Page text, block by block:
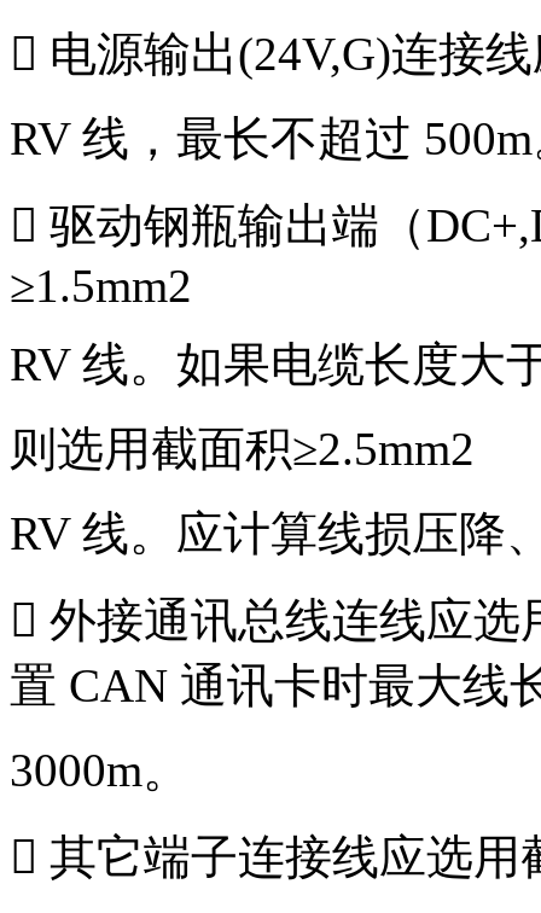
 电源输出(24V,G)连接
RV 线，最长不超过
 驱动钢瓶输出端（
≥1.5mm2
RV 线。如果电缆长度大
则选用截面积≥2.5mm2
RV 线。应计算线损压降
 外接通讯总线连线应选
置 CAN 通讯卡时最大线
3000m。
 其它端子连接线应选用